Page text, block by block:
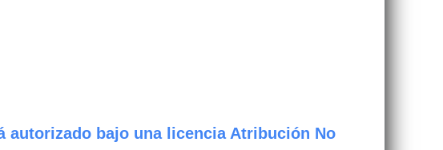
autorizado bajo una licencia Atribución No